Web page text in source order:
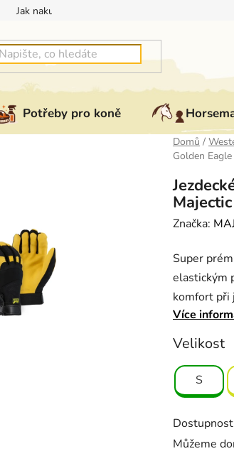
Jak nakupovat
Potřeby pro koně
Domů /
Golden
Majectic
Značka:
Super
elastickým
komfort při
Více
Velikost
S
Dostupnost
Můžeme